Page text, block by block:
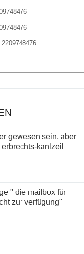
2209748476
kanlzeil
zur verfügung"